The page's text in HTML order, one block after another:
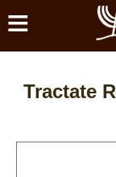
≡
Tractate